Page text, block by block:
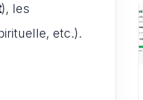
), les
etc.).